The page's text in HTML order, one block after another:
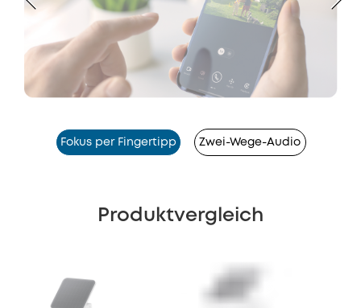
Fokus per Fingertipp Zwei-Wege-Audio
Produktvergleich